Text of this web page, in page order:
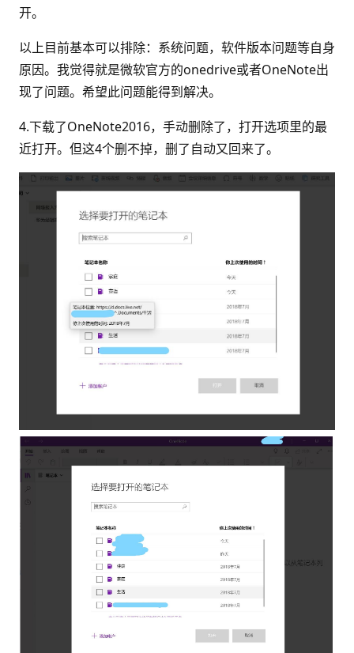
开。
以上目前基本可以排除：系统问题，软件版本问题等自身
原因。我觉得就是微软官方的onedrive或者OneNote出
现了问题。希望此问题能得到解决。
4.下载了OneNote2016，手动删除了，打开选项里的最
近打开。但这4个删不掉，删了自动又回来了。